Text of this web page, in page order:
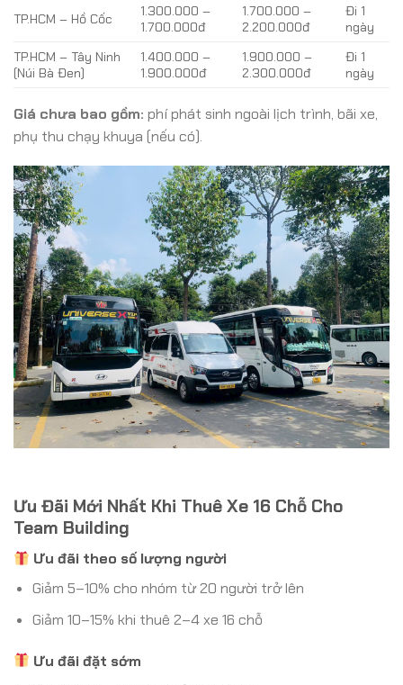
TP.HCM – Hồ Cốc
1.300.000 –
1.700.000đ
1.700.000 –
2.200.000đ
Đi 1
ngày
TP.HCM – Tây Ninh
(Núi Bà Đen)
1.400.000 –
1.900.000đ
1.900.000 –
2.300.000đ
Đi 1
ngày
Giá chưa bao gồm: phí phát sinh ngoài lịch trình, bãi xe,
phụ thu chạy khuya (nếu có).
Ưu Đãi Mới Nhất Khi Thuê Xe 16 Chỗ Cho
Team Building
Ưu đãi theo số lượng người
Giảm 5–10% cho nhóm từ 20 người trở lên
Giảm 10–15% khi thuê 2–4 xe 16 chỗ
Ưu đãi đặt sớm